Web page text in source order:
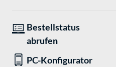
Bestellstatus
abrufen
PC-Konfigurator